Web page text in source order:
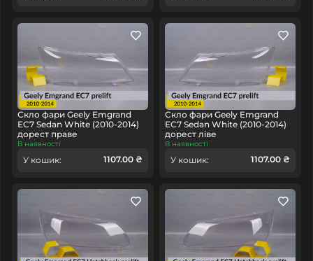
Скло фари Geely Emgrand
EC7 Sedan White (2010-2014)
дорест праве
В наявності
У кошик: 1107.00 ₴
Скло фари Geely Emgrand
EC7 Sedan White (2010-2014)
дорест ліве
В наявності
У кошик: 1107.00 ₴